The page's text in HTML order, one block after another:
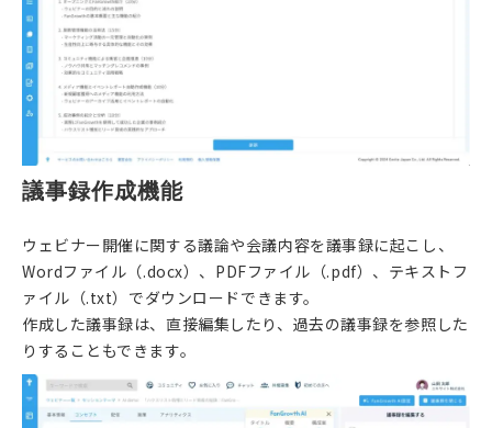
議事録作成機能
ウェビナー開催に関する議論や会議内容を議事録に起こし、
Wordファイル（.docx）、PDFファイル（.pdf）、テキストフ
ァイル（.txt）でダウンロードできます。
作成した議事録は、直接編集したり、過去の議事録を参照した
りすることもできます。